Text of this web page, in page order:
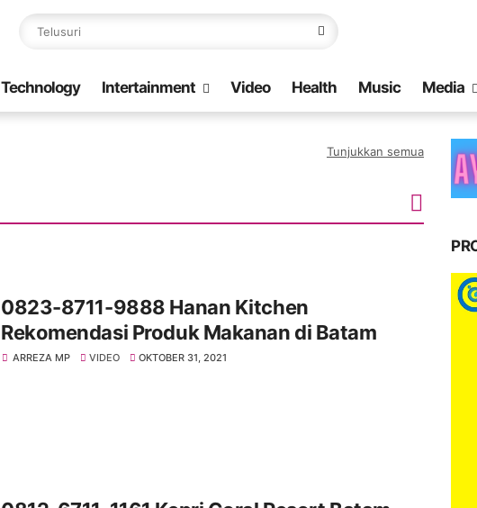
Technology Intertainment Video Health Music Media
Tunjukkan semua
0823-8711-9888 Hanan Kitchen
Rekomendasi Produk Makanan di Batam
ARREZA MP VIDEO OKTOBER 31, 2021